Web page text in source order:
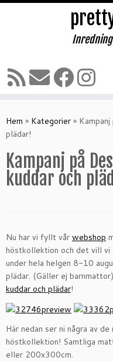
till
innehåll
Hem » Kategorier »
plädar!
Kampanj på
kuddar och
Nu har vi fyllt vår webshop
höstkollektion och det vill vi
under hela helgen 8-10
plädar. (Gäller ej
kuddar och plädar!
Här nedan ser ni några av
höstkollektion! Samtliga
eller 200x300cm.